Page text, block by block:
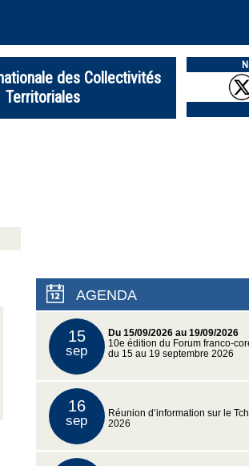
des Collectivités
Territoriales
AGENDA
15
sep
Du 15/09/2026 au 19/09/2026
10e édition du Forum franco-
du 15 au 19 septembre 2026
16
sep
Réunion d’information sur le
2026